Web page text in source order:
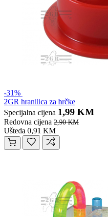
-31%
2GR hranilica za hrčke
Specijalna cijena 1,99 KM
Redovna cijena 2,90 KM
Ušteda 0,91 KM